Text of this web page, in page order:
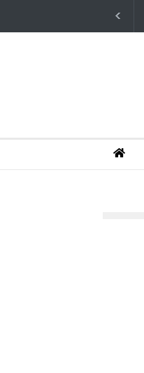
d'Italia critica Sposetti per